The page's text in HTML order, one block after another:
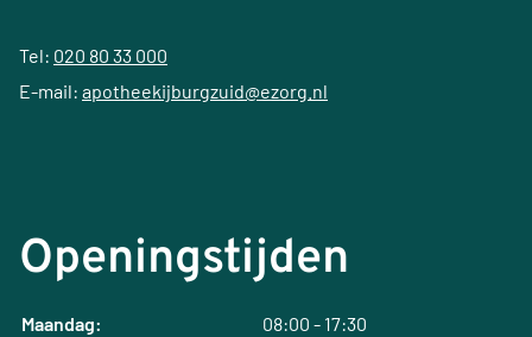
Tel: 020 80 33 000
E-mail: apotheekijburgzuid@ezorg.nl
Openingstijden
Maandag:
08:00 - 17:30